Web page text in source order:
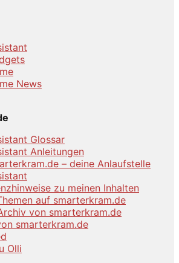
News
Glossar
Anleitungen
– deine Anlaufstelle
zu meinen Inhalten
auf smarterkram.de
von smarterkram.de
smarterkram.de
Olli